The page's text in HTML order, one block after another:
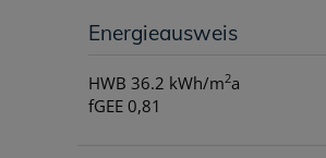
Energieausweis
HWB 36.2 kWh/m2a
fGEE 0,81